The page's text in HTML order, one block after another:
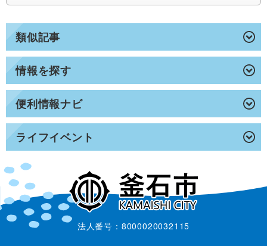
類似記事
情報を探す
便利情報ナビ
ライフイベント
法人番号：8000020032115